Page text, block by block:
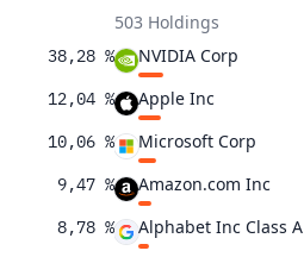
38,28 %
12,04 %
10,06 %
9,47 %
8,78 %
503 Holdings
NVIDIA Corp
Apple Inc
Microsoft Corp
Amazon.com Inc
Alphabet Inc Class A